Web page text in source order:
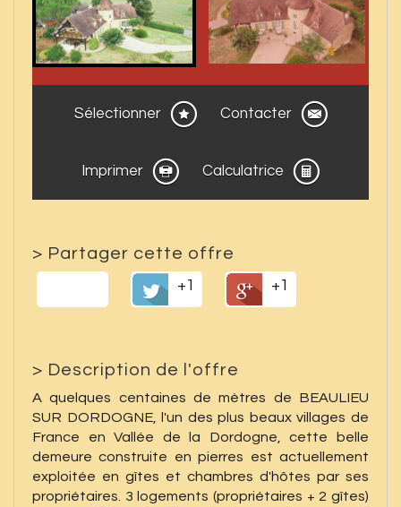
Sélectionner Contacter
Imprimer Calculatrice
> Partager cette offre
+1 +1
> Description de l'offre
A quelques centaines de mètres de BEAULIEU
SUR DORDOGNE, l'un des plus beaux villages de
France en Vallée de la Dordogne, cette belle
demeure construite en pierres est actuellement
exploitée en gîtes et chambres d'hôtes par ses
propriétaires. 3 logements (propriétaires + 2 gîtes)